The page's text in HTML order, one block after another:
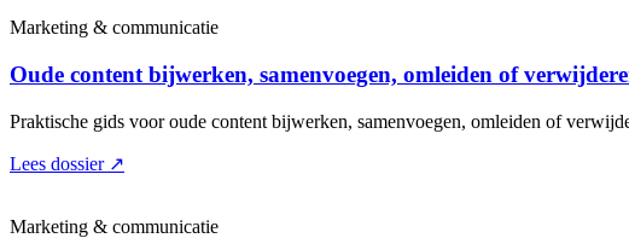
Marketing & communicatie
Oude content bijwerken, samenvoegen, omleiden of
Praktische gids voor oude content bijwerken, samenvoegen, omleiden of
Lees dossier ↗
Marketing & communicatie